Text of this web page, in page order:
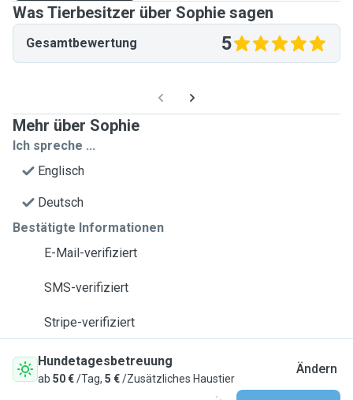
Was Tierbesitzer über Sophie sagen
Gesamtbewertung 5
Mehr über Sophie
Ich spreche ...
Englisch
Deutsch
Bestätigte Informationen
E-Mail-verifiziert
SMS-verifiziert
Stripe-verifiziert
Hundetagesbetreuung
ab 50 €/Tag, 5 €/Zusätzliches Haustier
Ändern